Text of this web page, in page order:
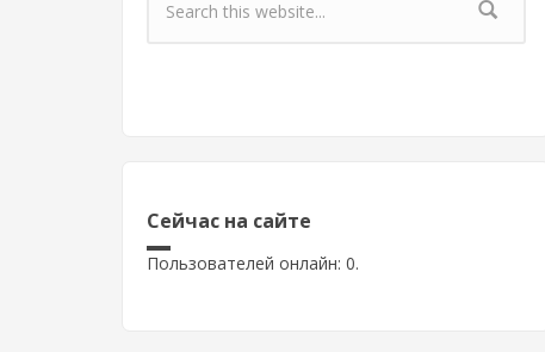
Форма поиска
Сейчас на сайте
Пользователей онлайн: 0.